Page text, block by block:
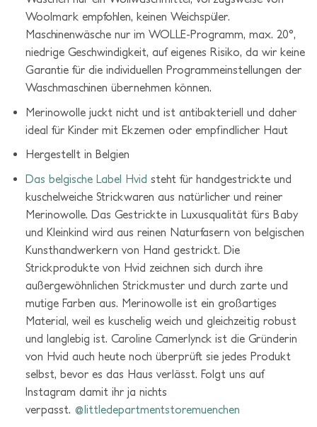
Woolmark empfohlen, keinen Weichspüler.
Maschinenwäsche nur im WOLLE-Programm, max. 20°,
niedrige Geschwindigkeit, auf eigenes Risiko, da wir keine
Garantie für die individuellen Programmeinstellungen der
Waschmaschinen übernehmen können.
Merinowolle juckt nicht und ist antibakteriell und daher
ideal für Kinder mit Ekzemen oder empfindlicher Haut
Hergestellt in Belgien
Das belgische Label Hvid steht für handgestrickte und
kuschelweiche Strickwaren aus natürlicher und reiner
Merinowolle. Das Gestrickte in Luxusqualität fürs Baby
und Kleinkind wird aus reinen Naturfasern von belgischen
Kunsthandwerkern von Hand gestrickt. Die
Strickprodukte von Hvid zeichnen sich durch ihre
außergewöhnlichen Strickmuster und durch zarte und
mutige Farben aus. Merinowolle ist ein großartiges
Material, weil es kuschelig weich und gleichzeitig robust
und langlebig ist. Caroline Camerlynck ist die Gründerin
von Hvid auch heute noch überprüft sie jedes Produkt
selbst, bevor es das Haus verlässt. Folgt uns auf
Instagram damit ihr ja nichts
verpasst. @littledepartmentstoremuenchen